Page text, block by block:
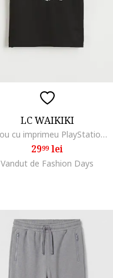
LC WAIKIKI
Tricou cu imprimeu PlayStation, Alb optic/Negru antracit
2999lei
Vandut de Fashion Days